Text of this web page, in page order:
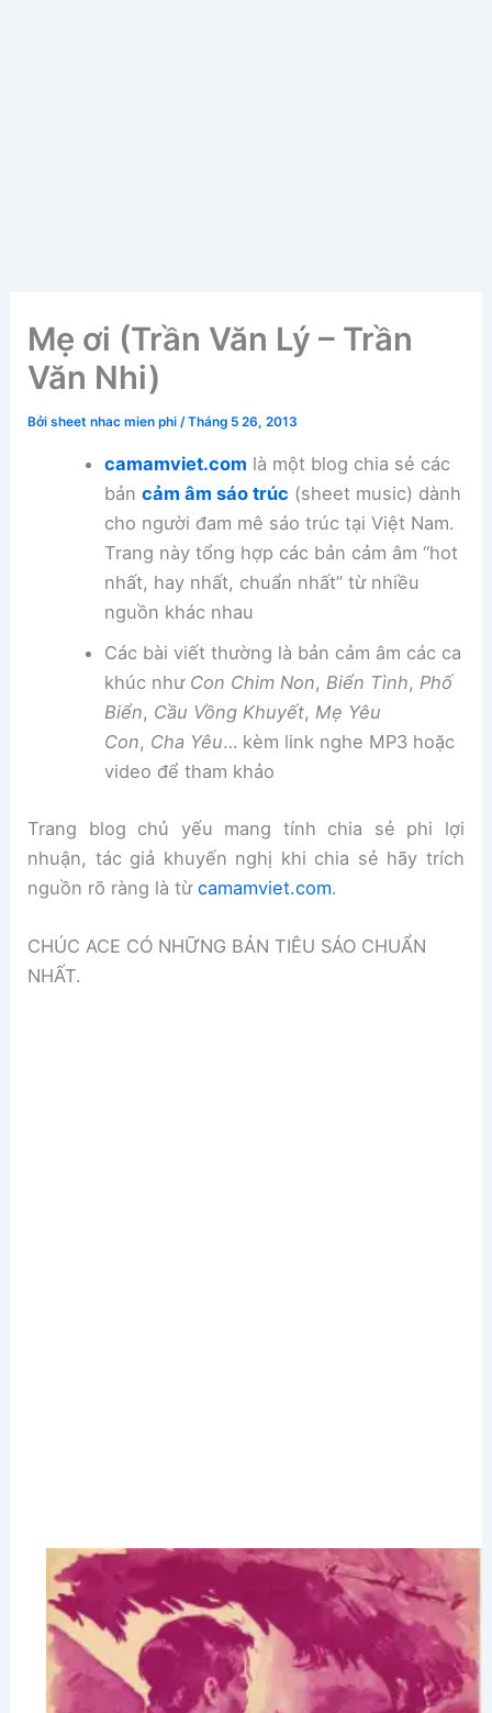
Mẹ ơi (Trần Văn Lý – Trần
Văn Nhi)
Bởisheet nhac mien phi/Tháng 5 26, 2013
camamviet.com là một blog chia sẻ các
bản cảm âm sáo trúc (sheet music) dành
cho người đam mê sáo trúc tại Việt Nam.
Trang này tổng hợp các bản cảm âm “hot
nhất, hay nhất, chuẩn nhất” từ nhiều
nguồn khác nhau
Các bài viết thường là bản cảm âm các ca
khúc như Con Chim Non, Biển Tình, Phố
Biển, Cầu Vồng Khuyết, Mẹ Yêu
Con, Cha Yêu… kèm link nghe MP3 hoặc
video để tham khảo
Trang blog chủ yếu mang tính chia sẻ phi lợi
nhuận, tác giả khuyến nghị khi chia sẻ hãy trích
nguồn rõ ràng là từcamamviet.com.
CHÚC ACE CÓ NHỮNG BẢN TIÊU SÁO CHUẨN
NHẤT.